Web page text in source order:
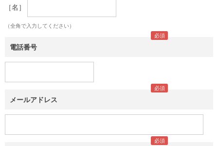
［名］
（全角で入力してください）
電話番号
メールアドレス